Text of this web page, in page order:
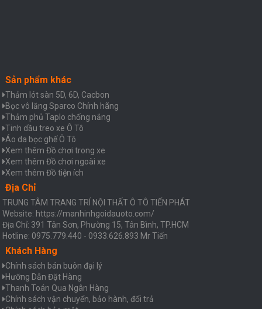
Sản phẩm khác
Thảm lót sàn 5D, 6D, Cacbon
Bọc vô lăng Sparco Chính hãng
Thảm phủ Taplo chống nắng
Tinh dầu treo xe Ô Tô
Áo da bọc ghế Ô Tô
Xem thêm Đồ chơi trong xe
Xem thêm Đồ chơi ngoài xe
Xem thêm Đồ tiện ích
Địa Chỉ
TRUNG TÂM TRANG TRÍ NỘI THẤT Ô TÔ TIẾN PHÁT
Website: https://manhinhgoidauoto.com/
Địa Chỉ: 391 Tân Sơn, Phường 15, Tân Bình, TP.HCM
Hotline: 0975.779.440 - 0933.626.893 Mr Tiến
Khách Hàng
Chính sách bán buôn đại lý
Hưỡng Dẫn Đặt Hàng
Thanh Toán Qua Ngân Hàng
Chính sách vận chuyển, bảo hành, đổi trả